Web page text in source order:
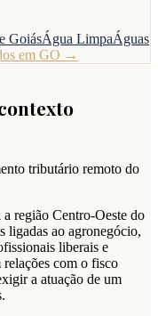
GoiásÁgua LimpaÁguas
em GO →
tributário remoto do
região Centro-Oeste do
ligadas ao agronegócio,
liberais e
com o fisco
a atuação de um